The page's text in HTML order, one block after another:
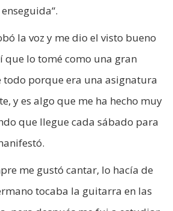
la voz y me dio el visto bueno
que lo tomé como una gran
todo porque era una asignatura
y es algo que me ha hecho muy
que llegue cada sábado para
me gustó cantar, lo hacía de
tocaba la guitarra en las